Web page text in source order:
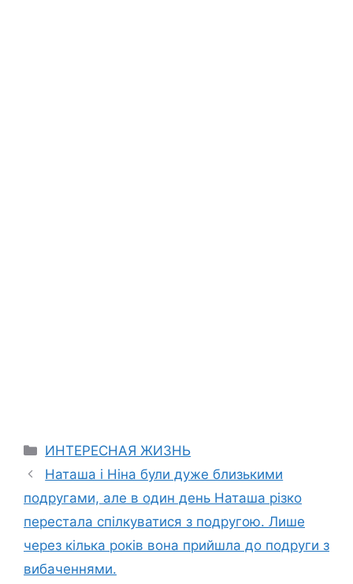
Categories
ИНТЕРЕСНАЯ ЖИЗНЬ
Наташа і Ніна були дуже близькими
подругами, але в один день Наташа різко
перестала спілкуватися з подругою. Лише
через кілька років вона прийшла до подруги з
вибаченнями.